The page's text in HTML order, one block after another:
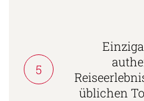
5
üblichen